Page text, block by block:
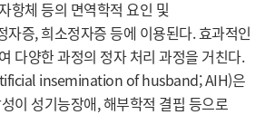
항체 등의 면역학적 요인 및
자증, 희소정자증 등에 이용된다. 효과적인
다양한 과정의 정자 처리 과정을 거친다.
insemination of husband; AIH)은
이 성기능장애, 해부학적 결핍 등으로